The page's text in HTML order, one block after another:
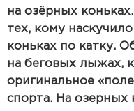
на озёрных
тех, кому
коньках по катку.
на беговых лыжах,
оригинальное
спорта. На озерных